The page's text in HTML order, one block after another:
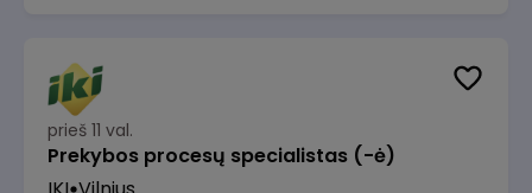
prieš 11 val.
Prekybos procesų specialistas (-ė)